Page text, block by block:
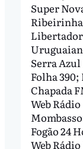
Super
Ribeirinha
Serra Azul
Folha 390;
Chapada
Web Rádio
Fogão 24
Web